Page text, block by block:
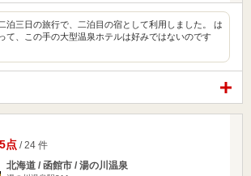
泊三日の旅行で、二泊目の宿として利用しました。 は
て、この手の大型温泉ホテルは好みではないのです
点 / 24 件
北海道 / 函館市 / 湯の川温泉